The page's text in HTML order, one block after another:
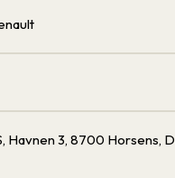
Havnen 3, 8700 Horsens,